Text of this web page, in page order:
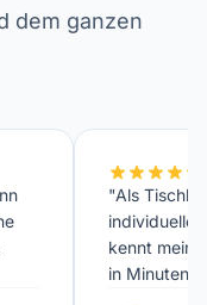
dem ganzen
"Als
individuelle
kennt
in Minuten